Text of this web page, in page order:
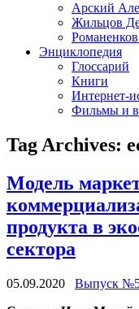
Арский
Жильцов
Энциклопедия
Глоссарий
Книги
Интернет-
Фильмы и
Tag Archives:
Модель
продукта в
сектора
05.09.2020
Выпуск